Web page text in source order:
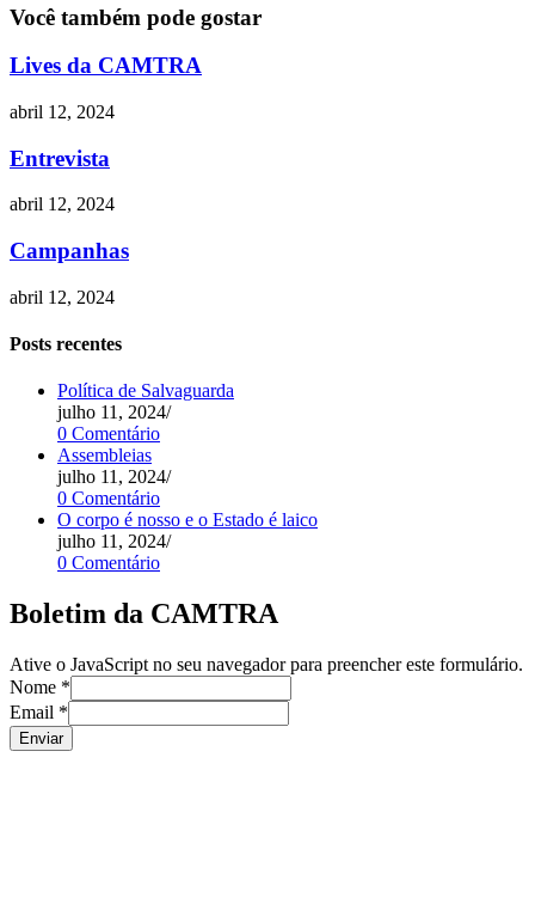
Você também pode gostar
Lives da CAMTRA
abril 12, 2024
Entrevista
abril 12, 2024
Campanhas
abril 12, 2024
Posts recentes
Política de Salvaguarda
julho 11, 2024/
0 Comentário
Assembleias
julho 11, 2024/
0 Comentário
O corpo é nosso e o Estado é laico
julho 11, 2024/
0 Comentário
Boletim da CAMTRA
Ative o JavaScript no seu navegador para preencher este formulário.
Nome *
Email *
Enviar